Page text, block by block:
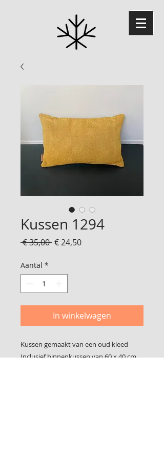
Kussen 1294
€ 35,00 Normale
€ 24,50Verkoopprijs
Aantal *
In winkelwagen
Kussen gemaakt van een oud kleed
Inclusief binnenkussen van 60 x 40 cm